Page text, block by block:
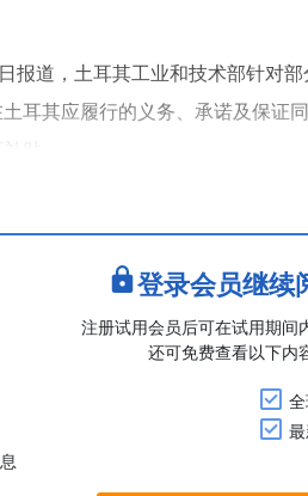
报道，土耳其工业和技术部针对
耳其应履行的义务、承诺及保证
贴。
在土耳其建设汽车....
登录会员继续
注册试用会员后可在试用期间
还可免费查看以下内